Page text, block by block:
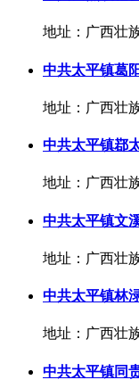
地址：广西壮
中共太平镇葛
地址：广西壮
中共太平镇鄀
地址：广西壮
中共太平镇文
地址：广西壮
中共太平镇林
地址：广西壮
中共太平镇同